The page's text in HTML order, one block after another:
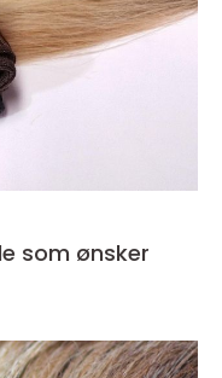
som ønsker